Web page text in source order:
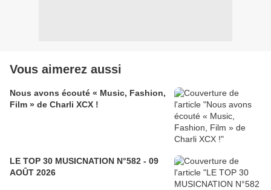
Vous aimerez aussi
Nous avons écouté « Music, Fashion,
Film » de Charli XCX !
LE TOP 30 MUSICNATION N°582 - 09
AOÛT 2026